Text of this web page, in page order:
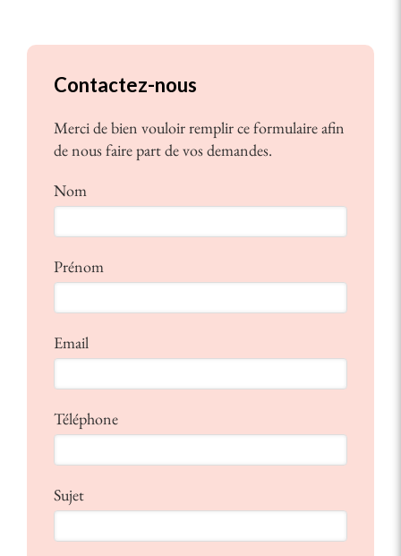
Contactez-nous
Merci de bien vouloir remplir ce formulaire afin
de nous faire part de vos demandes.
Nom
Prénom
Email
Téléphone
Sujet